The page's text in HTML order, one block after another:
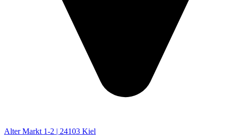
Alter Markt 1-2 | 24103 Kiel